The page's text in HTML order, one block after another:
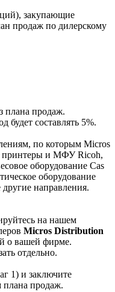
закупающие
продаж по дилерскому
плана продаж.
будет составлять 5%.
по которым Micros
принтеры и МФУ Ricoh,
оборудование Cas
оборудование
направления.
на нашем
Micros Distribution
о вашей фирме.
отдельно.
1) и заключите
плана продаж.